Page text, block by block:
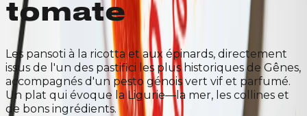
tomate
Les pansoti à la ricotta et aux épinards, directement
issus de l'un des pastifici les plus historiques de Gênes,
accompagnés d'un pesto génois vert vif et parfumé.
Un plat qui évoque la Ligurie—la mer, les collines et
de bons ingrédients.